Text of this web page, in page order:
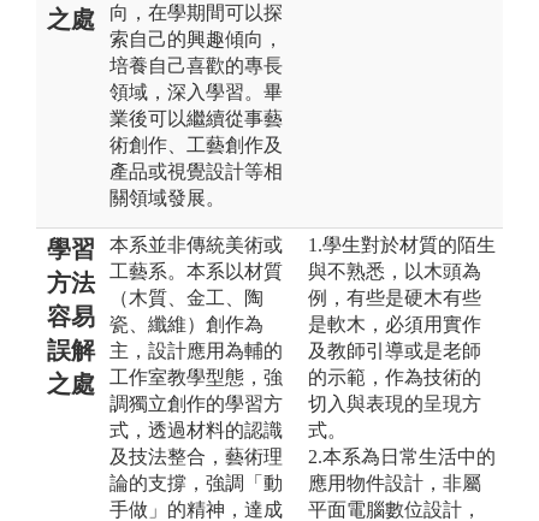
之處
向，在學期間可以探
索自己的興趣傾向，
培養自己喜歡的專長
領域，深入學習。畢
業後可以繼續從事藝
術創作、工藝創作及
產品或視覺設計等相
關領域發展。
學習
方法
容易
誤解
之處
本系並非傳統美術或
工藝系。本系以材質
（木質、金工、陶
瓷、纖維）創作為
主，設計應用為輔的
工作室教學型態，強
調獨立創作的學習方
式，透過材料的認識
及技法整合，藝術理
論的支撐，強調「動
手做」的精神，達成
1.學生對於材質的陌生
與不熟悉，以木頭為
例，有些是硬木有些
是軟木，必須用實作
及教師引導或是老師
的示範，作為技術的
切入與表現的呈現方
式。
2.本系為日常生活中的
應用物件設計，非屬
平面電腦數位設計，